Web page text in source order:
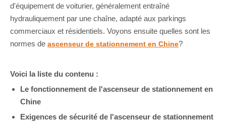
d'équipement de voiturier, généralement entraîné
hydrauliquement par une chaîne, adapté aux parkings
commerciaux et résidentiels. Voyons ensuite quelles sont les
normes de ascenseur de stationnement en Chine?
Voici la liste du contenu :
Le fonctionnement de l'ascenseur de stationnement en
Chine
Exigences de sécurité de l'ascenseur de stationnement